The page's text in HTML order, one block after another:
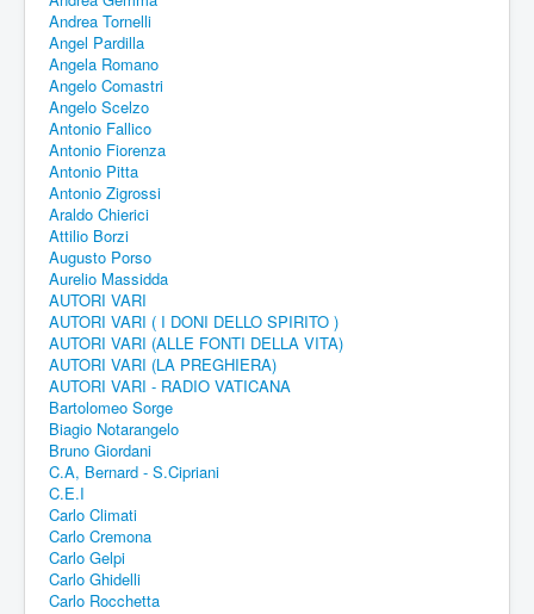
Andrea Tornelli
Angel Pardilla
Angela Romano
Angelo Comastri
Angelo Scelzo
Antonio Fallico
Antonio Fiorenza
Antonio Pitta
Antonio Zigrossi
Araldo Chierici
Attilio Borzi
Augusto Porso
Aurelio Massidda
AUTORI VARI
AUTORI VARI ( I DONI DELLO SPIRITO )
AUTORI VARI (ALLE FONTI DELLA VITA)
AUTORI VARI (LA PREGHIERA)
AUTORI VARI - RADIO VATICANA
Bartolomeo Sorge
Biagio Notarangelo
Bruno Giordani
C.A, Bernard - S.Cipriani
C.E.I
Carlo Climati
Carlo Cremona
Carlo Gelpi
Carlo Ghidelli
Carlo Rocchetta